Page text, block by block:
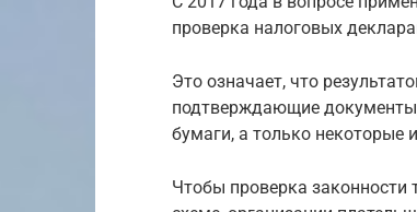
проверка налоговых
Это означает, что
подтверждающие
бумаги, а только некоторые
Чтобы проверка законности